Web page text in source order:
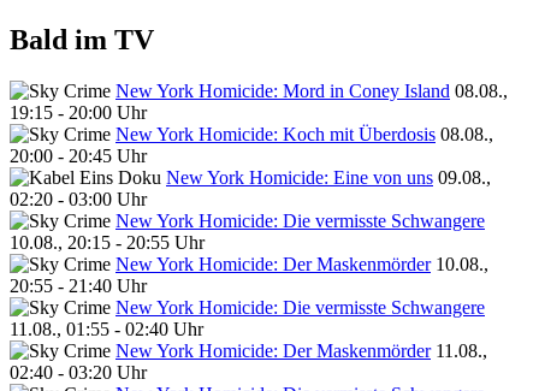
Bald im TV
New York Homicide: Mord in Coney Island 08.08.,
19:15 - 20:00 Uhr
New York Homicide: Koch mit Überdosis 08.08.,
20:00 - 20:45 Uhr
New York Homicide: Eine von uns 09.08.,
02:20 - 03:00 Uhr
New York Homicide: Die vermisste Schwangere
10.08., 20:15 - 20:55 Uhr
New York Homicide: Der Maskenmörder 10.08.,
20:55 - 21:40 Uhr
New York Homicide: Die vermisste Schwangere
11.08., 01:55 - 02:40 Uhr
New York Homicide: Der Maskenmörder 11.08.,
02:40 - 03:20 Uhr